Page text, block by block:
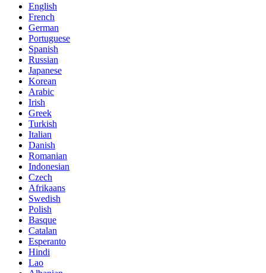
English
French
German
Portuguese
Spanish
Russian
Japanese
Korean
Arabic
Irish
Greek
Turkish
Italian
Danish
Romanian
Indonesian
Czech
Afrikaans
Swedish
Polish
Basque
Catalan
Esperanto
Hindi
Lao